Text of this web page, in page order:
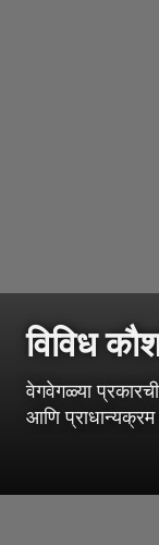
विविध
वेगवेगळ्या
आणि